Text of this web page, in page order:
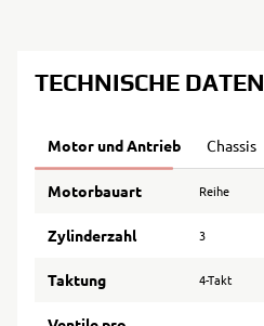
TECHNISCHE DATEN
Motor und Antrieb Chassis
Motorbauart Reihe
Zylinderzahl 3
Taktung 4-Takt